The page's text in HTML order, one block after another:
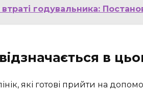
годувальника:
в
які готові прийти на